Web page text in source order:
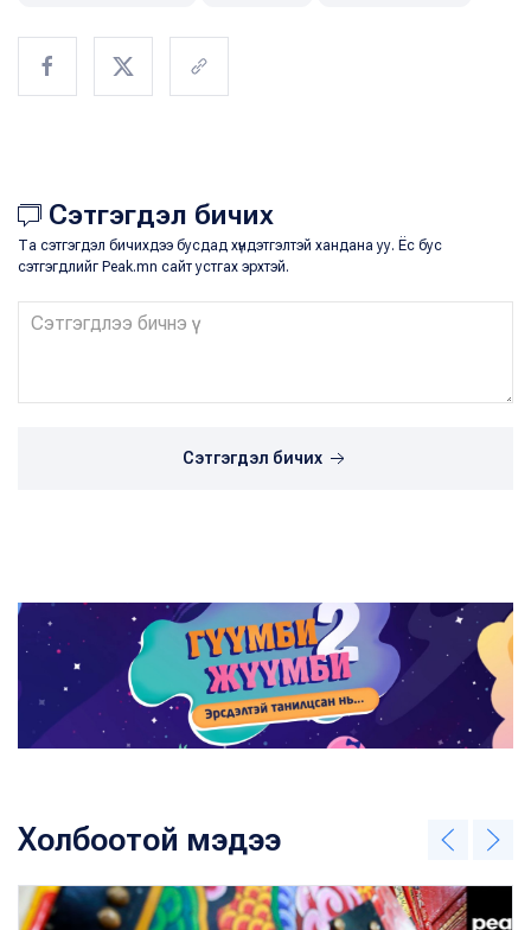
Сэтгэгдэл бичих
Та сэтгэгдэл бичихдээ бусдад хүндэтгэлтэй хандана уу. Ёс бус
сэтгэгдлийг Peak.mn сайт устгах эрхтэй.
Сэтгэгдэл бичих
Холбоотой мэдээ